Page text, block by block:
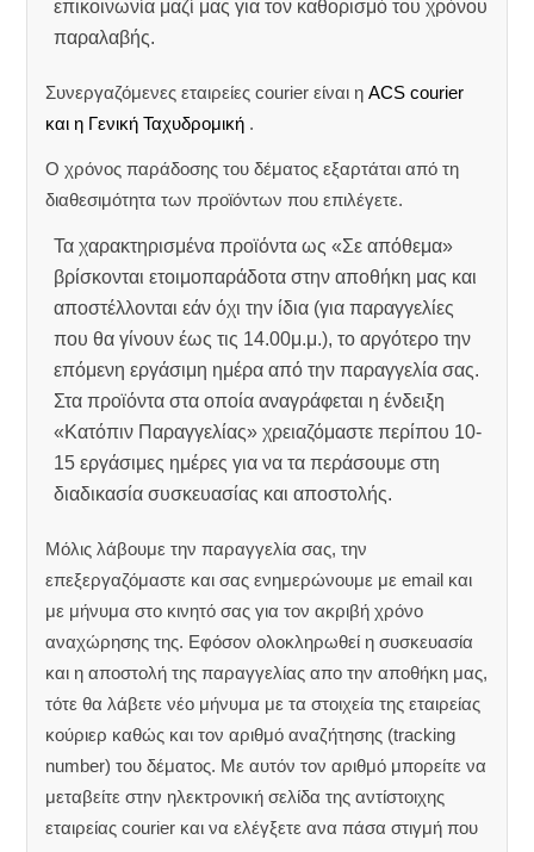
επικοινωνία μαζί μας για τον καθορισμό του χρόνου
παραλαβής.
Συνεργαζόμενες εταιρείες courier είναι ηACS courier
και η Γενική Ταχυδρομική .
Ο χρόνος παράδοσης του δέματος εξαρτάται από τη
διαθεσιμότητα των προϊόντων που επιλέγετε.
Τα χαρακτηρισμένα προϊόντα ως «Σε απόθεμα»
βρίσκονται ετοιμοπαράδοτα στην αποθήκη μας και
αποστέλλονται εάν όχι την ίδια (για παραγγελίες
που θα γίνουν έως τις 14.00μ.μ.), το αργότερο την
επόμενη εργάσιμη ημέρα από την παραγγελία σας.
Στα προϊόντα στα οποία αναγράφεται η ένδειξη
«Κατόπιν Παραγγελίας» χρειαζόμαστε περίπου 10-
15 εργάσιμες ημέρες για να τα περάσουμε στη
διαδικασία συσκευασίας και αποστολής.
Μόλις λάβουμε την παραγγελία σας, την
επεξεργαζόμαστε και σας ενημερώνουμε με email και
με μήνυμα στο κινητό σας για τον ακριβή χρόνο
αναχώρησης της. Εφόσον ολοκληρωθεί η συσκευασία
και η αποστολή της παραγγελίας απο την αποθήκη μας,
τότε θα λάβετε νέο μήνυμα με τα στοιχεία της εταιρείας
κούριερ καθώς και τον αριθμό αναζήτησης (tracking
number) του δέματος. Με αυτόν τον αριθμό μπορείτε να
μεταβείτε στην ηλεκτρονική σελίδα της αντίστοιχης
εταιρείας courier και να ελέγξετε ανα πάσα στιγμή που